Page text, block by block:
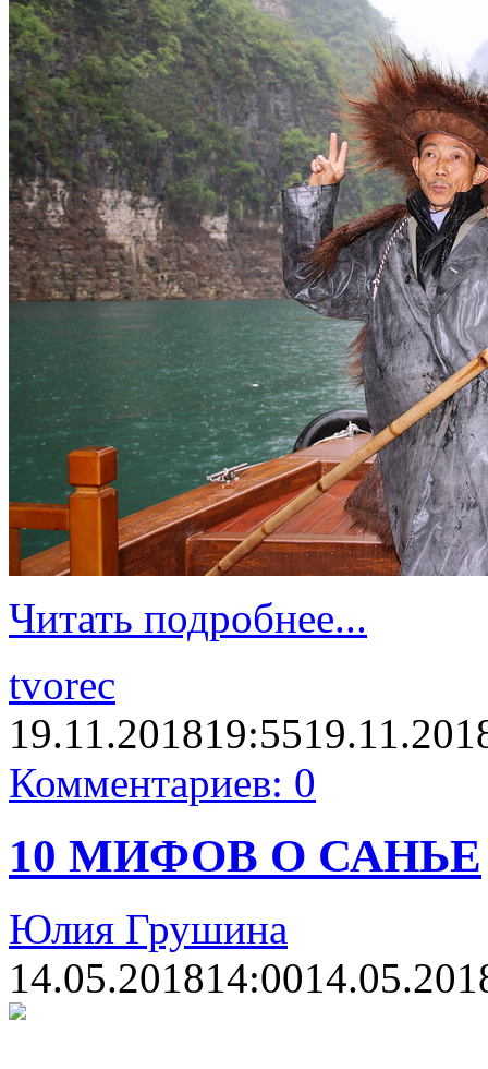
Читать подробнее...
tvorec
19.11.201819:55
Комментариев: 0
10 МИФОВ О САНЬЕ
Юлия Грушина
14.05.201814:00